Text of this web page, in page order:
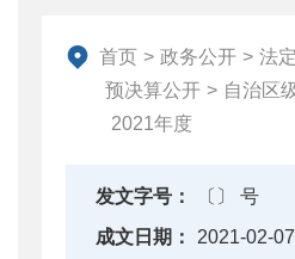
财政数据
直达资金
行业监管
财政改革与业务
重点领域信息公开
首页 > 政务公开 > 法
预决算公开 > 自治区
2021年度
发文字号：
〔〕 号
成文日期：
2021-02-07